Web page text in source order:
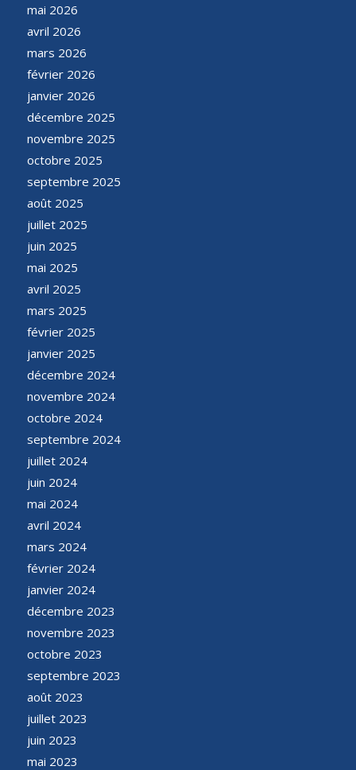
mai 2026
avril 2026
mars 2026
février 2026
janvier 2026
décembre 2025
novembre 2025
octobre 2025
septembre 2025
août 2025
juillet 2025
juin 2025
mai 2025
avril 2025
mars 2025
février 2025
janvier 2025
décembre 2024
novembre 2024
octobre 2024
septembre 2024
juillet 2024
juin 2024
mai 2024
avril 2024
mars 2024
février 2024
janvier 2024
décembre 2023
novembre 2023
octobre 2023
septembre 2023
août 2023
juillet 2023
juin 2023
mai 2023